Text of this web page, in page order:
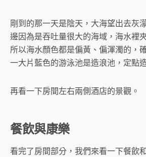
剛到的那一天是陰天，大海望出去灰
邊因為是吞吐量很大的海域，海水裡
所以海水顏色都是偏黃、偏渾濁的，
一大片藍色的游泳池是造浪池，定點
再看一下房間左右兩側酒店的景觀。
餐飲與康樂
看完了房間部分，我們來看一下餐飲